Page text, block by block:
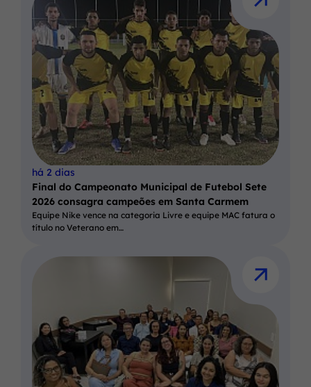
há 2 dias
Final do Campeonato Municipal de Futebol Sete
2026 consagra campeões em Santa Carmem
Equipe Nike vence na categoria Livre e equipe MAC fatura o
título no Veterano em…